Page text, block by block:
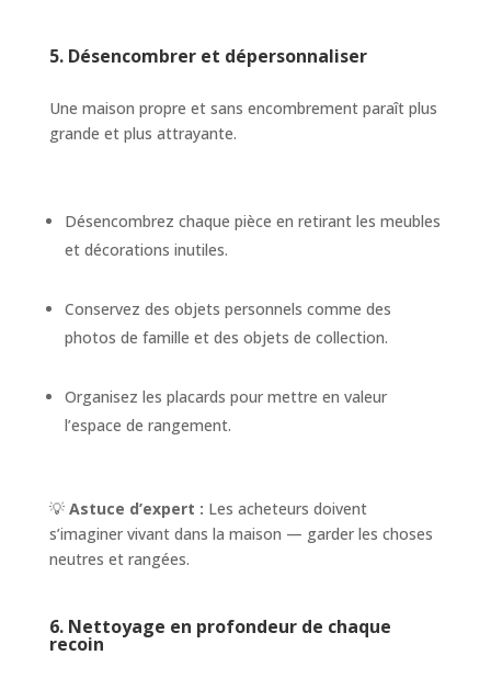
5. Désencombrer et dépersonnaliser
Une maison propre et sans encombrement paraît plus
grande et plus attrayante.
Désencombrez chaque pièce en retirant les meubles
et décorations inutiles.
Conservez des objets personnels comme des
photos de famille et des objets de collection.
Organisez les placards pour mettre en valeur
l’espace de rangement.
💡 Astuce d’expert : Les acheteurs doivent
s’imaginer vivant dans la maison — garder les choses
neutres et rangées.
6. Nettoyage en profondeur de chaque
recoin